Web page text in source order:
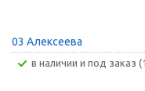
03 Алексеева
В наличии и под заказ